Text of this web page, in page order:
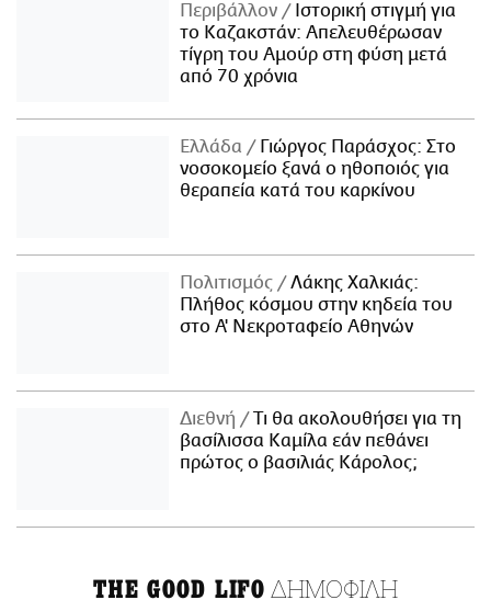
Περιβάλλον
Ιστορική στιγμή για
το Καζακστάν: Απελευθέρωσαν
τίγρη του Αμούρ στη φύση μετά
από 70 χρόνια
Ελλάδα
Γιώργος Παράσχος: Στο
νοσοκομείο ξανά ο ηθοποιός για
θεραπεία κατά του καρκίνου
Πολιτισμός
Λάκης Χαλκιάς:
Πλήθος κόσμου στην κηδεία του
στο Α' Νεκροταφείο Αθηνών
Διεθνή
Τι θα ακολουθήσει για τη
βασίλισσα Καμίλα εάν πεθάνει
πρώτος ο βασιλιάς Κάρολος;
THE GOOD LIFO ΔΗΜΟΦΙΛΗ